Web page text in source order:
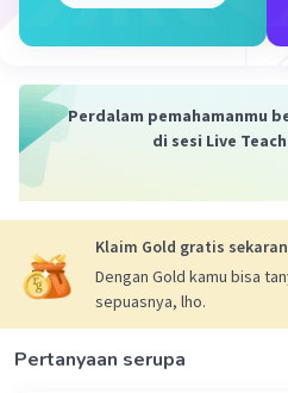
Perdalam pemahamanmu
di sesi Live
Klaim Gold gratis
Dengan Gold kamu bisa
sepuasnya, lho.
Pertanyaan serupa